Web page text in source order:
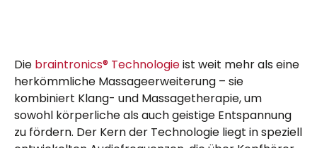
Die braintronics® Technologieist weit mehr als eine
herkömmliche Massageerweiterung – sie
kombiniert Klang- und Massagetherapie, um
sowohl körperliche als auch geistige Entspannung
zu fördern. Der Kern der Technologie liegt in speziell